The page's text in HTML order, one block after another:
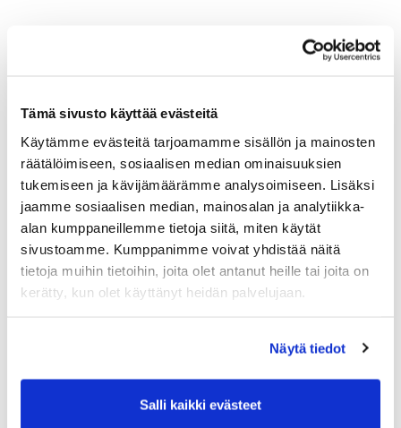
Tämä sivusto käyttää evästeitä
Käytämme evästeitä tarjoamamme sisällön ja mainosten
räätälöimiseen, sosiaalisen median ominaisuuksien
tukemiseen ja kävijämäärämme analysoimiseen. Lisäksi
jaamme sosiaalisen median, mainosalan ja analytiikka-
alan kumppaneillemme tietoja siitä, miten käytät
sivustoamme. Kumppanimme voivat yhdistää näitä
tietoja muihin tietoihin, joita olet antanut heille tai joita on
kerätty, kun olet käyttänyt heidän palvelujaan.
Näytä tiedot
Salli kaikki evästeet